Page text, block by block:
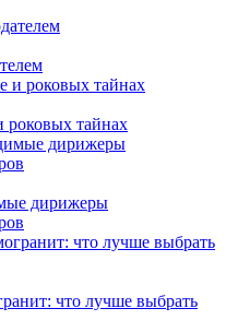
роковых тайнах
дирижеры
что лучше выбрать